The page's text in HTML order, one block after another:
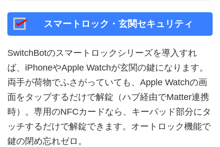
スマートロック・玄関セキュリティ
SwitchBotのスマートロックシリーズを導入すれ
ば、iPhoneやApple Watchが玄関の鍵になります。
両手が荷物でふさがっていても、Apple Watchの画
面をタップするだけで解錠（ハブ経由でMatter連携
時）。専用のNFCカードなら、キーパッド部分にタ
ッチするだけで解錠できます。オートロック機能で
鍵の閉め忘れゼロ。